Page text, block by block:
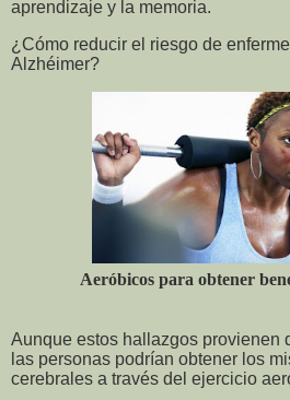
aprendizaje y la memoria.
¿Cómo reducir el riesgo de
Alzhéimer?
Aeróbicos para obtener
Aunque estos hallazgos provienen
las personas podrían obtener los
cerebrales a través del ejercicio